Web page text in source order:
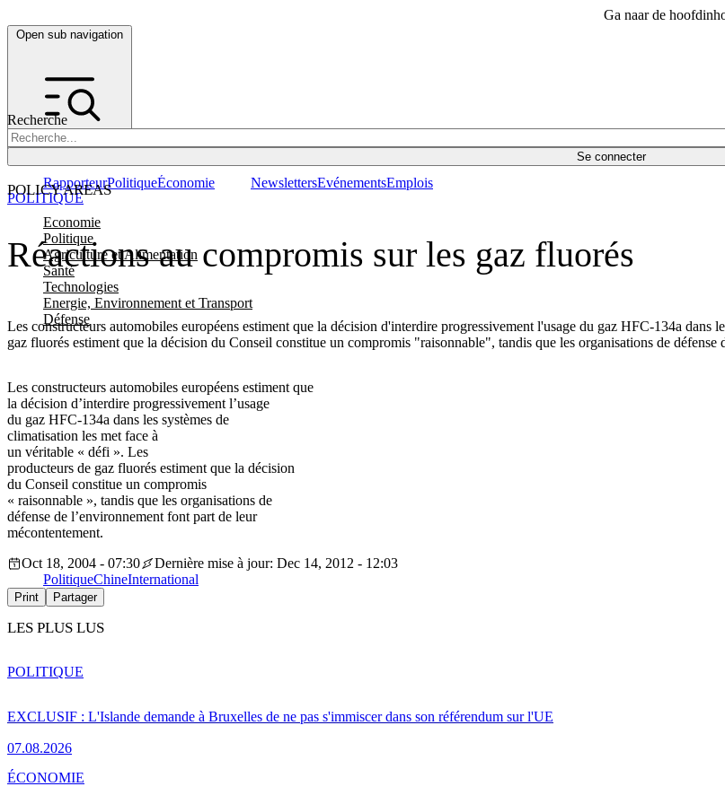
Ga naar de
Open sub navigation
Recherche
Se connecter
POLICY AREAS
Economie
Politique
Agriculture et Alimentation
Santé
Technologies
Energie, Environnement et Transport
Défense
RapporteurPolitiqueÉconomie NewslettersEvénementsEmplois
Réactions au compromis sur les gaz fluorés
Les constructeurs automobiles européens estiment que la décision d'interdire progressivement l'usage du gaz HFC-134a
gaz fluorés estiment que la décision du Conseil constitue un compromis "raisonnable", tandis que les organisations de
POLITIQUE
Les constructeurs automobiles européens estiment que
la décision d’interdire progressivement l’usage
du gaz HFC-134a dans les systèmes de
climatisation les met face à
un véritable « défi ». Les
producteurs de gaz fluorés estiment que la décision
du Conseil constitue un compromis
« raisonnable », tandis que les organisations de
défense de l’environnement font part de leur
mécontentement.
Oct 18, 2004 - 07:30
Dernière mise à jour: Dec 14, 2012 - 12:03
PolitiqueChineInternational
Print Partager
LES PLUS LUS
EXCLUSIF : L'Islande demande à Bruxelles de ne pas s'immiscer dans son référendum sur l'UE
07.08.2026
POLITIQUE
ÉCONOMIE